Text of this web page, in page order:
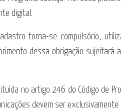
digital.
torna-se compulsório,
dessa obrigação sujeitará
no artigo 246 do Código de
devem ser exclusivamente